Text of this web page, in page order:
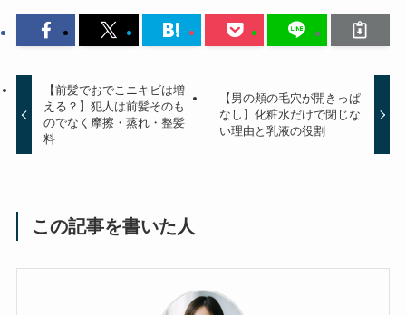
【前髪でおでこニキビは増
える？】犯人は前髪そのも
のでなく摩擦・蒸れ・整髪
料
【男の頬の毛穴が開きっぱ
なし】化粧水だけで閉じな
い理由と乳液の役割
この記事を書いた人